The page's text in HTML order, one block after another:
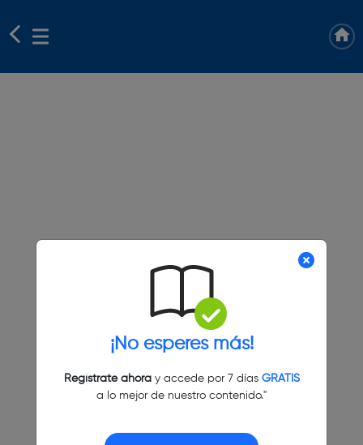
¡No esperes más!
Regístrate ahoray accede por 7 días GRATIS
a lo mejor de nuestro contenido."